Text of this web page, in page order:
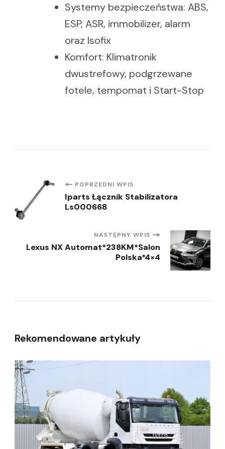
Systemy bezpieczeństwa: ABS,
ESP, ASR, immobilizer, alarm
oraz Isofix
Komfort: Klimatronik
dwustrefowy, podgrzewane
fotele, tempomat i Start-Stop
Nawigacja
wpisu
POPRZEDNI WPIS
Iparts Łącznik Stabilizatora
Ls000668
NASTĘPNY WPIS
Lexus NX Automat*238KM*Salon
Polska*4×4
Rekomendowane artykuły